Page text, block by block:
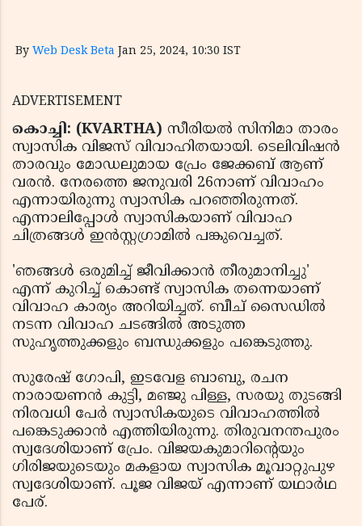
By Web Desk Beta Jan 25, 2024, 10:30 IST
ADVERTISEMENT
കൊച്ചി: (KVARTHA) സീരിയല്‍ സിനിമാ താരം
സ്വാസിക വിജസ് വിവാഹിതയായി. ടെലിവിഷന്‍
താരവും മോഡലുമായ പ്രേം ജേക്കബ് ആണ്
വരന്‍. നേരത്തെ ജനുവരി 26നാണ് വിവാഹം
എന്നായിരുന്നു സ്വാസിക പറഞ്ഞിരുന്നത്.
എന്നാലിപ്പോള്‍ സ്വാസികയാണ് വിവാഹ
ചിത്രങ്ങള്‍ ഇന്‍സ്റ്റഗ്രാമില്‍ പങ്കുവെച്ചത്.
'ഞങ്ങള്‍ ഒരുമിച്ച് ജീവിക്കാന്‍ തീരുമാനിച്ചു'
എന്ന് കുറിച്ച് കൊണ്ട് സ്വാസിക തന്നെയാണ്
വിവാഹ കാര്യം അറിയിച്ചത്. ബീച് സൈഡില്‍
നടന്ന വിവാഹ ചടങ്ങില്‍ അടുത്ത
സുഹൃത്തുക്കളും ബന്ധുക്കളും പങ്കെടുത്തു.
സുരേഷ് ഗോപി, ഇടവേള ബാബു, രചന
നാരായണന്‍ കുട്ടി, മഞ്ജു പിള്ള, സരയു തുടങ്ങി
നിരവധി പേര്‍ സ്വാസികയുടെ വിവാഹത്തില്‍
പങ്കെടുക്കാന്‍ എത്തിയിരുന്നു. തിരുവനന്തപുരം
സ്വദേശിയാണ് പ്രേം. വിജയകുമാറിന്റെയും
ഗിരിജയുടെയും മകളായ സ്വാസിക മൂവാറ്റുപുഴ
സ്വദേശിയാണ്. പൂജ വിജയ് എന്നാണ് യഥാര്‍ഥ
പേര്.